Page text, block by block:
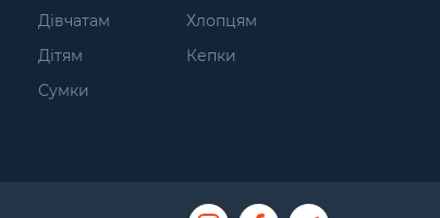
Дівчатам
Хлопцям
Дітям
Кепки
Сумки